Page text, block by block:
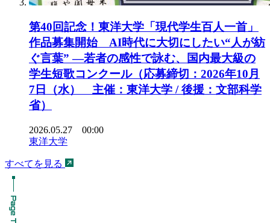
第40回記念！東洋大学「現代学生百人一首」
作品募集開始 AI時代に大切にしたい“人が紡
ぐ言葉” ―若者の感性で詠む、国内最大級の
学生短歌コンクール（応募締切：2026年10月
7日（水） 主催：東洋大学 / 後援：文部科学
省）
2026.05.27 00:00
東洋大学
すべてを見る